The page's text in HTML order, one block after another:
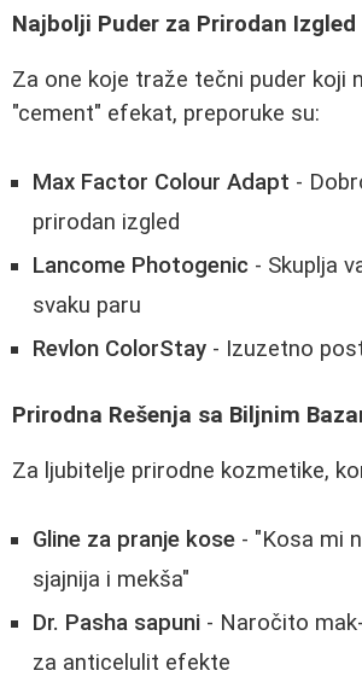
Najbolji Puder za Prirodan Izgled
Za one koje traže tečni puder koji
"cement" efekat, preporuke su:
Max Factor Colour Adapt -
prirodan izgled
Lancome Photogenic - Skuplja
svaku paru
Revlon ColorStay - Izuzetno
Prirodna Rešenja sa Biljnim
Za ljubitelje prirodne kozmetike,
Gline za pranje kose - "Kosa mi
sjajnija i mekša"
Dr. Pasha sapuni - Naročito
za anticelulit efekte